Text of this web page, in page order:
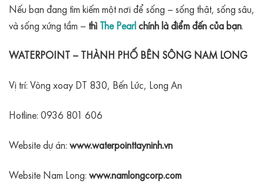
Nếu bạn đang tìm kiếm một nơi để sống – sống thật, sống sâu,
và sống xứng tầm – thìThe Pearlchính là điểm đến của bạn.
WATERPOINT – THÀNH PHỐ BÊN SÔNG NAM LONG
Vị trí: Vòng xoay DT 830, Bến Lức, Long An
Hotline: 0936 801 606
Website dự án: www.waterpointtayninh.vn
Website Nam Long: www.namlongcorp.com